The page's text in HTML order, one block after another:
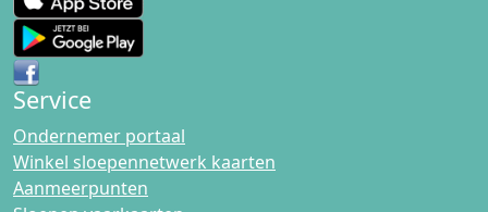
Service
Ondernemer portaal
Winkel sloepennetwerk kaarten
Aanmeerpunten